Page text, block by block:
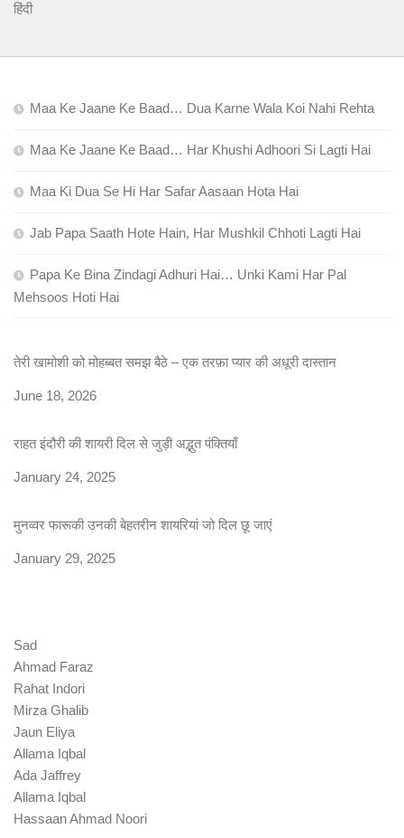
हिंदी
Maa Ke Jaane Ke Baad… Dua Karne Wala Koi Nahi Rehta
Maa Ke Jaane Ke Baad… Har Khushi Adhoori Si Lagti Hai
Maa Ki Dua Se Hi Har Safar Aasaan Hota Hai
Jab Papa Saath Hote Hain, Har Mushkil Chhoti Lagti Hai
Papa Ke Bina Zindagi Adhuri Hai… Unki Kami Har Pal
Mehsoos Hoti Hai
तेरी खामोशी को मोहब्बत समझ बैठे – एक तरफ़ा प्यार की अधूरी दास्तान
Date
June 18, 2026
राहत इंदौरी की शायरी दिल से जुड़ी अद्भुत पंक्तियाँ
Date
January 24, 2025
मुनव्वर फारूकी उनकी बेहतरीन शायरियां जो दिल छू जाएं
Date
January 29, 2025
Sad
Ahmad Faraz
Rahat Indori
Mirza Ghalib
Jaun Eliya
Allama Iqbal
Ada Jaffrey
Allama Iqbal
Hassaan Ahmad Noori